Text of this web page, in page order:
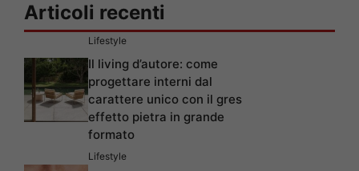
Articoli recenti
Lifestyle
Il living d’autore: come
progettare interni dal
carattere unico con il gres
effetto pietra in grande
formato
Lifestyle